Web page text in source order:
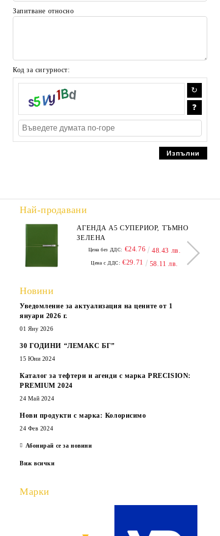
Запитване относно
Код за сигурност:
Най-продавани
АГЕНДА А5 СУПЕРИОР, ТЪМНО
ЗЕЛЕНА
Цена без ДДС: €24.76 48.43 лв.
Цена с ДДС: €29.71 58.11 лв.
Новини
Уведомление за актуализация на цените от 1
януари 2026 г.
01 Яну 2026
30 ГОДИНИ “ЛЕМАКС БГ”
15 Юни 2024
Каталог за тефтери и агенди с марка PRECISION:
PREMIUM 2024
24 Май 2024
Нови продукти с марка: Колорисимо
24 Фев 2024
Абонирай се за новини
Виж всички
Марки